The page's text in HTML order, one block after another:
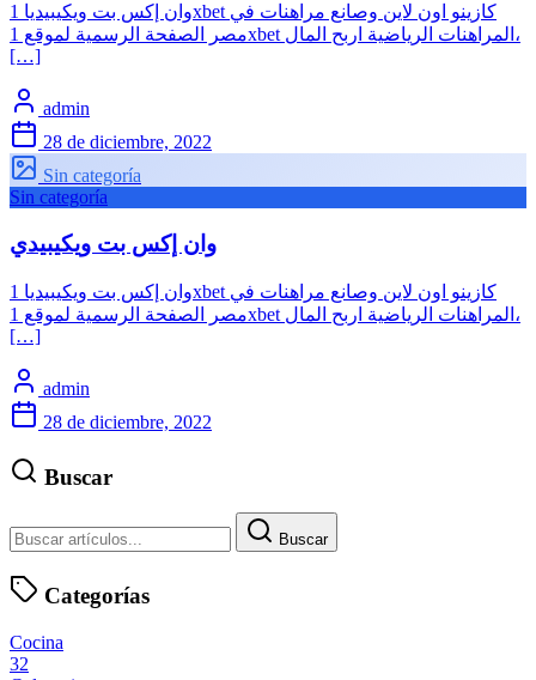
وان إكس بت ويكيبيديا 1xbet كازينو اون لاين وصانع مراهنات في
مصر الصفحة الرسمية لموقع 1xbet المراهنات الرياضية اربح المال،
[…]
admin
28 de diciembre, 2022
Sin categoría
Sin categoría
وان إكس بت ويكيبيدي
وان إكس بت ويكيبيديا 1xbet كازينو اون لاين وصانع مراهنات في
مصر الصفحة الرسمية لموقع 1xbet المراهنات الرياضية اربح المال،
[…]
admin
28 de diciembre, 2022
Buscar
Buscar
Categorías
Cocina
32